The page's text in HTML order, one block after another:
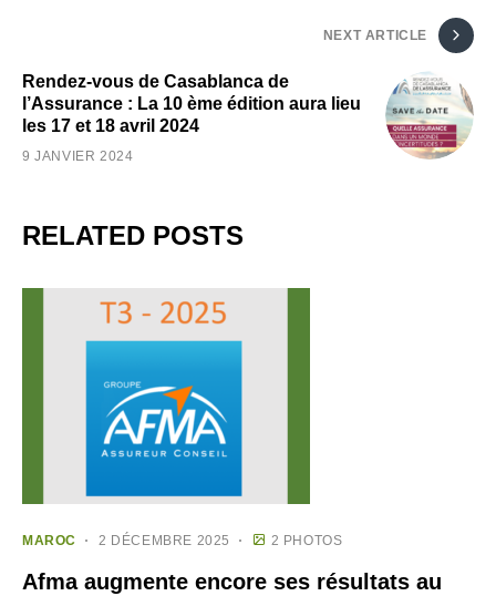
NEXT ARTICLE
Rendez-vous de Casablanca de
l’Assurance : La 10 ème édition aura lieu
les 17 et 18 avril 2024
9 JANVIER 2024
RELATED POSTS
MAROC 2 DÉCEMBRE 2025 2 PHOTOS
Afma augmente encore ses résultats au